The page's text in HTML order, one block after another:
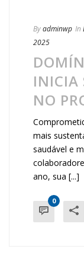
Byadminwp In
2025
INICIA
NO
mais
saudável e
ano, sua [...]
0